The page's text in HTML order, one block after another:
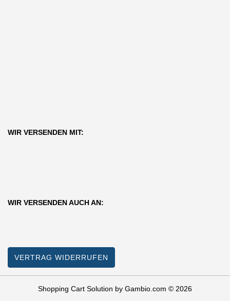
WIR VERSENDEN MIT:
WIR VERSENDEN AUCH AN:
VERTRAG WIDERRUFEN
Shopping Cart Solution by Gambio.com © 2026